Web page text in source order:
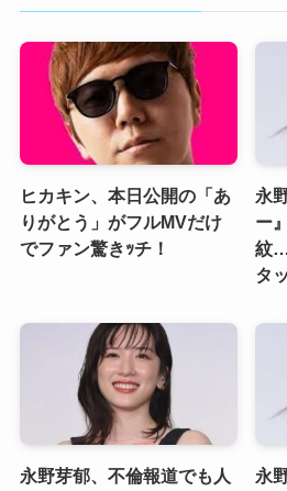
ヒカキン、本日公開の「あ
りがとう」がフルMVだけ
でファン驚きｯチ！
永
ー
紋
タ
永野芽郁、不倫報道でも人
永